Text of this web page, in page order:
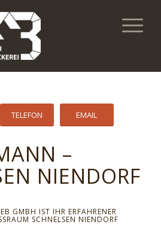
TELEFON EMAIL
–
NIENDORF
GMBH IST IHR ERFAHRENER
SCHNELSEN NIENDORF